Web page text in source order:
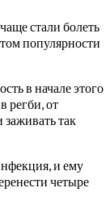
стали болеть
популярности
в начале этого
регби, от
так
и ему
четыре